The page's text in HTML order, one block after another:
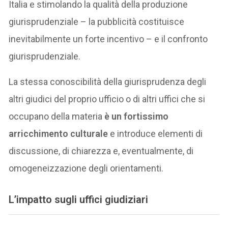
Italia e stimolando la qualità della produzione
giurisprudenziale – la pubblicità costituisce
inevitabilmente un forte incentivo – e il confronto
giurisprudenziale.
La stessa conoscibilità della giurisprudenza degli
altri giudici del proprio ufficio o di altri uffici che si
occupano della materia è un fortissimo
arricchimento culturale e introduce elementi di
discussione, di chiarezza e, eventualmente, di
omogeneizzazione degli orientamenti.
L’impatto sugli uffici giudiziari